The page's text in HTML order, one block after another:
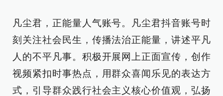
凡尘君，正能量人气账号。凡尘君抖音账号时
刻关注社会民生，传播法治正能量，讲述平凡
人的不平凡事。积极开展网上正面宣传，创作
视频紧扣时事热点，用群众喜闻乐见的表达方
式，引导群众践行社会主义核心价值观，弘扬